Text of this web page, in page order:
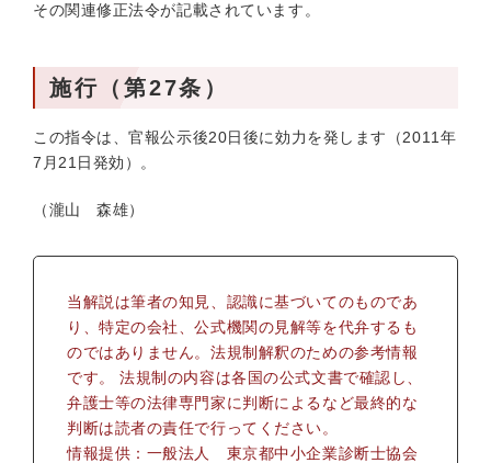
その関連修正法令が記載されています。
施行（第27条）
この指令は、官報公示後20日後に効力を発します（2011年
7月21日発効）。
（瀧山 森雄）
当解説は筆者の知見、認識に基づいてのものであ
り、特定の会社、公式機関の見解等を代弁するも
のではありません。法規制解釈のための参考情報
です。 法規制の内容は各国の公式文書で確認し、
弁護士等の法律専門家に判断によるなど最終的な
判断は読者の責任で行ってください。
情報提供：一般法人 東京都中小企業診断士協会